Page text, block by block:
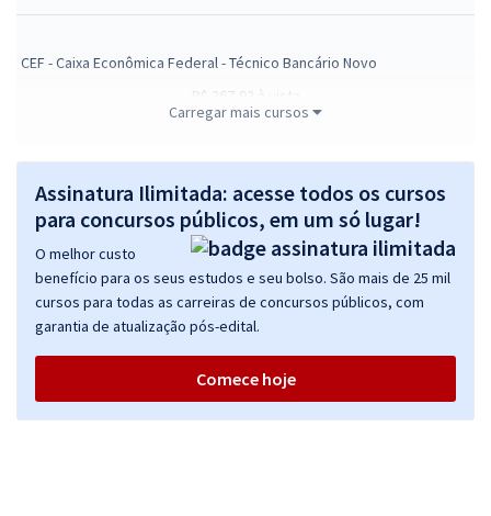
CEF - Caixa Econômica Federal - Técnico Bancário Novo
R$ 367,92 à vista
ou 12x de R$ 30,66
Comprar
CEF - Caixa Econômica Federal - Conhecimentos Básicos para
Técnico Bancário Novo
ou 12x de R$23,33
Carregar mais cursos
Assinatura Ilimitada: acesse todos os cursos
para concursos públicos, em um só lugar!
O melhor custo
benefício para os seus estudos e seu bolso. São mais de 25 mil
cursos para todas as carreiras de concursos públicos, com
garantia de atualização pós-edital.
Comece hoje